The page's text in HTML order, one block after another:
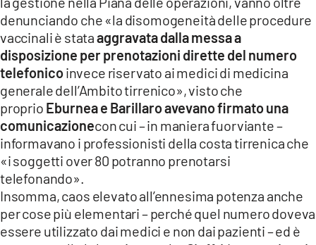
denunciando che «la disomogeneità delle procedure
vaccinali è stataaggravata dalla messa a
disposizione per prenotazioni dirette del numero
telefonicoinvece riservato ai medici di medicina
generale dell’Ambito tirrenico», visto che
proprio Eburnea e Barillaro avevano firmato una
comunicazionecon cui – in maniera fuorviante –
informavano i professionisti della costa tirrenica che
«i soggetti over 80 potranno prenotarsi
telefonando».
Insomma, caos elevato all’ennesima potenza anche
per cose più elementari – perché quel numero doveva
essere utilizzato dai medici e non dai pazienti – ed è